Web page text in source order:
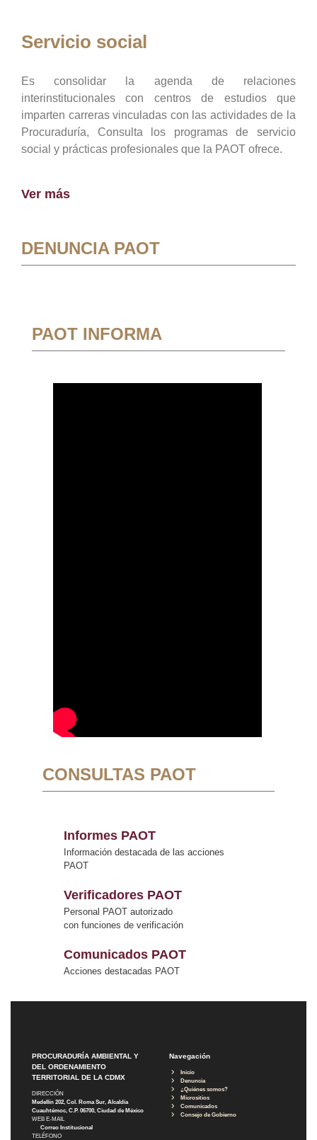
Servicio social
Es consolidar la agenda de relaciones
interinstitucionales con centros de estudios que
imparten carreras vinculadas con las actividades de la
Procuraduría, Consulta los programas de servicio
social y prácticas profesionales que la PAOT ofrece.
Ver más
DENUNCIA PAOT
PAOT INFORMA
CONSULTAS PAOT
Informes PAOT
Información destacada de las acciones
PAOT
Verificadores PAOT
Personal PAOT autorizado
con funciones de verificación
Comunicados PAOT
Acciones destacadas PAOT
PROCURADURÍA AMBIENTAL Y
DEL ORDENAMIENTO
TERRITORIAL DE LA CDMX
DIRECCIÓN
Medellín 202, Col. Roma Sur, Alcaldía
Cuauhtémoc, C.P. 06700, Ciudad de México
WEB E-MAIL
Correo Institucional
TELÉFONO
Navegación
Inicio
Denuncia
¿Quiénes somos?
Micrositios
Comunicados
Consejo de Gobierno